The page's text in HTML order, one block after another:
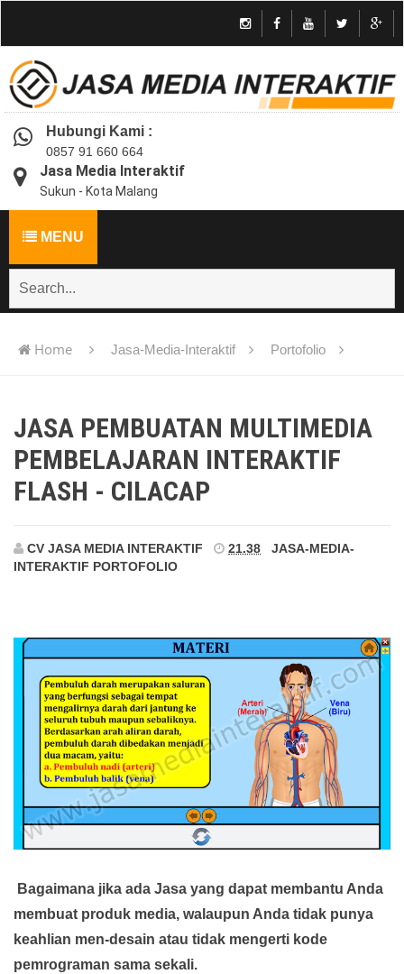
Hubungi Kami :
0857 91 660 664
Jasa Media Interaktif
Sukun - Kota Malang
MENU
Home Jasa-Media-Interaktif Portofolio
JASA PEMBUATAN MULTIMEDIA
PEMBELAJARAN INTERAKTIF
FLASH - CILACAP
CV JASA MEDIA INTERAKTIF 21.38
JASA-MEDIA-
INTERAKTIF PORTOFOLIO
Bagaimana jika ada Jasa yang dapat membantu Anda
membuat produk media, walaupun Anda tidak punya
keahlian men-desain atau tidak mengerti kode
pemrograman sama sekali.